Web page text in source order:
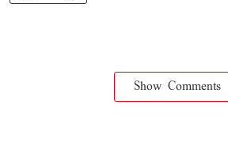
Show Comments